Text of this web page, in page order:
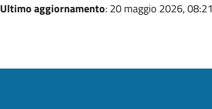
Ultimo aggiornamento: 20 maggio 2026, 08:21